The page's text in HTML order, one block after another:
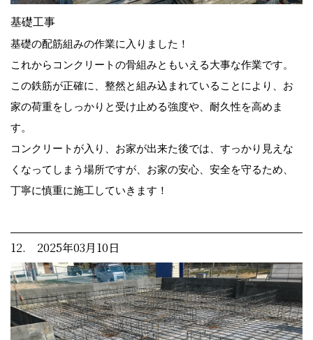
基礎工事
基礎の配筋組みの作業に入りました！
これからコンクリートの骨組みともいえる大事な作業です。
この鉄筋が正確に、整然と組み込まれていることにより、お
家の荷重をしっかりと受け止める強度や、耐久性を高めま
す。
コンクリートが入り、お家が出来た後では、すっかり見えな
くなってしまう場所ですが、お家の安心、安全を守るため、
丁寧に慎重に施工していきます！
12. 2025年03月10日